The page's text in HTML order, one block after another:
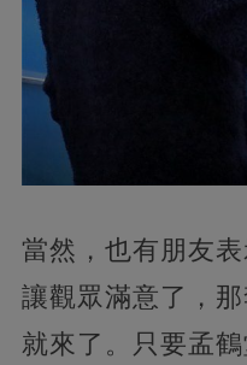
當然，也有朋友
讓觀眾滿意了，
就來了。只要孟